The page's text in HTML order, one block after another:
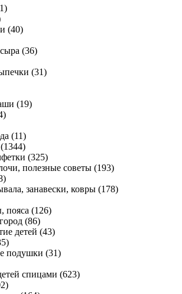
(40)
(36)
(31)
(19)
(11)
(325)
полезные советы (193)
занавески, ковры (178)
пояса (126)
(86)
детей (43)
подушки (31)
спицами (623)